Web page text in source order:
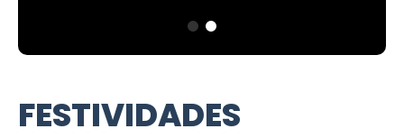
FESTIVIDADES